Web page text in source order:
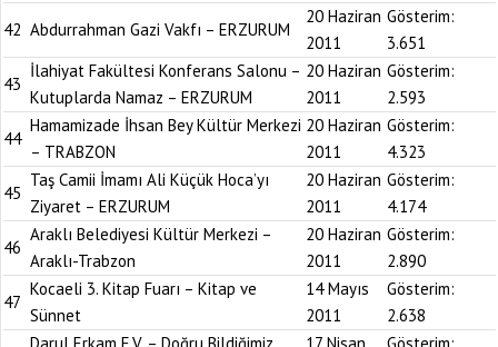
42 Abdurrahman Gazi Vakfı – ERZURUM
20 Haziran
2011
Gösterim:
3.651
43
İlahiyat Fakültesi Konferans Salonu –
Kutuplarda Namaz – ERZURUM
20 Haziran
2011
Gösterim:
2.593
44
Hamamizade İhsan Bey Kültür Merkezi
– TRABZON
20 Haziran
2011
Gösterim:
4.323
45
Taş Camii İmamı Ali Küçük Hoca’yı
Ziyaret – ERZURUM
20 Haziran
2011
Gösterim:
4.174
46
Araklı Belediyesi Kültür Merkezi –
Araklı-Trabzon
20 Haziran
2011
Gösterim:
2.890
47
Kocaeli 3. Kitap Fuarı – Kitap ve
Sünnet
14 Mayıs
2011
Gösterim:
2.638